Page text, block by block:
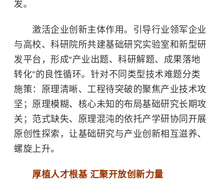
发。
激活企业创新主体作用。引导行业领军企业
与高校、科研院所共建基础研究实验室和新型研
发平台，形成“产业出题、科研解题、成果落地
转化”的良性循环。针对不同类型技术难题分类
施策：原理清晰、工程待突破的聚焦产业技术攻
坚；原理模糊、核心未知的布局基础研究长期攻
关；范式缺失、原理混沌的依托产学研协同开展
原创性探索，让基础研究与产业创新相互滋养、
螺旋上升。
厚植人才根基 汇聚开放创新力量